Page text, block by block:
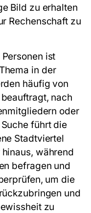
Bild zu erhalten
Rechenschaft zu
ist
in der
häufig von
nach
oder
führt die
Stadtviertel
während
befragen und
um die
und
zu